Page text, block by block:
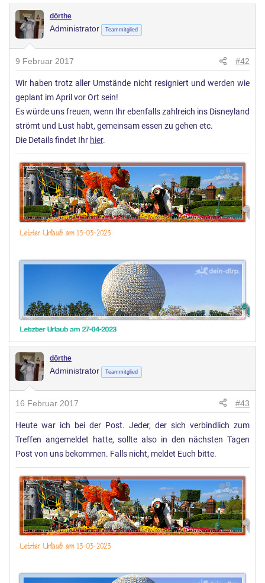
dörthe
Administrator Teammitglied
9 Februar 2017 #42
Wir haben trotz aller Umstände nicht resigniert und werden wie
geplant im April vor Ort sein!
Es würde uns freuen, wenn Ihr ebenfalls zahlreich ins Disneyland
strömt und Lust habt, gemeinsam essen zu gehen etc.
Die Details findet Ihr hier.
dörthe
Administrator Teammitglied
16 Februar 2017 #43
Heute war ich bei der Post. Jeder, der sich verbindlich zum
Treffen angemeldet hatte, sollte also in den nächsten Tagen
Post von uns bekommen. Falls nicht, meldet Euch bitte.